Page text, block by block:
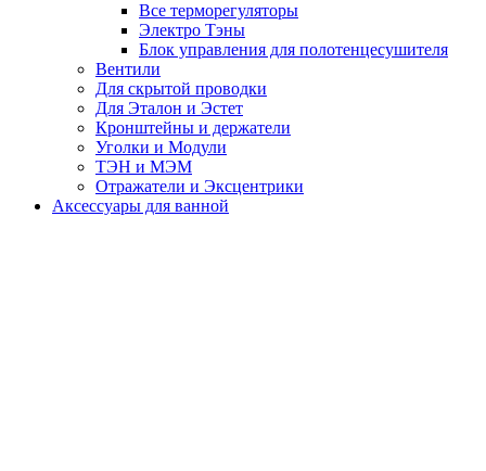
Все терморегуляторы
Электро Тэны
Блок управления для полотенцесушителя
Вентили
Для скрытой проводки
Для Эталон и Эстет
Кронштейны и держатели
Уголки и Модули
ТЭН и МЭМ
Отражатели и Эксцентрики
Аксессуары для ванной